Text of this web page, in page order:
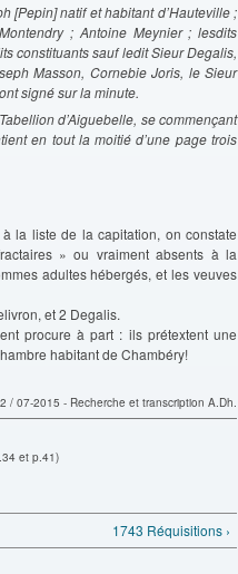
[Pepin] natif et habitant d’Hauteville ;
; Antoine Meynier ; lesdits
constituants sauf ledit Sieur Degalis,
Masson, Cornebie Joris, le Sieur
signé sur la minute.
d’Aiguebelle, se commençant
en tout la moitié d’une page trois
la liste de la capitation, on constate
» ou vraiment absents à la
adultes hébergés, et les veuves
et 2 Degalis.
procure à part : ils prétextent une
habitant de Chambéry!
/ 07-2015 - Recherche et transcription A.Dh.
et p.41)
1743 Réquisitions ›